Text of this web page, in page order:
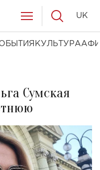
КУЛЬТУРА
UK
Сумская